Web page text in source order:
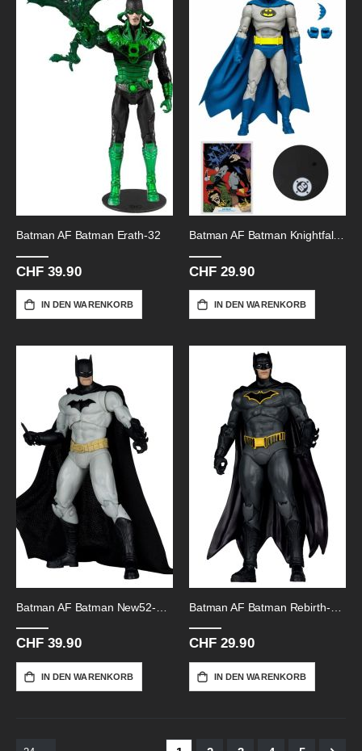
Batman AF Batman Erath-32
CHF 39.90
IN DEN WARENKORB
Batman AF Batman Knightfall-18
CHF 29.90
IN DEN WARENKORB
CHF 39.90
IN DEN WARENKORB
CHF 29.90
IN DEN WARENKORB
Seite